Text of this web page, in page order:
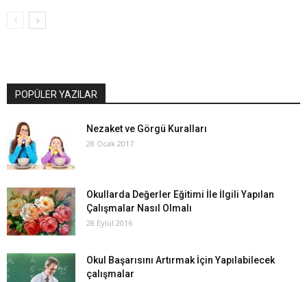
POPÜLER YAZILAR
Nezaket ve Görgü Kuralları
28 Ocak 2017
Okullarda Değerler Eğitimi İle İlgili Yapılan
Çalışmalar Nasıl Olmalı
28 Eylül 2016
Okul Başarısını Artırmak İçin Yapılabilecek
çalışmalar